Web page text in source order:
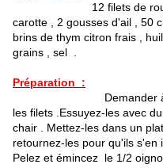
12 filets de rougets ,
carotte , 2 gousses d'ail , 50
brins de thym citron frais ,
grains , sel .
Préparation :
Demander à votre
les filets .Essuyez-les avec
chair . Mettez-les dans un
retournez-les pour qu'ils s'en
Pelez et émincez le 1/2